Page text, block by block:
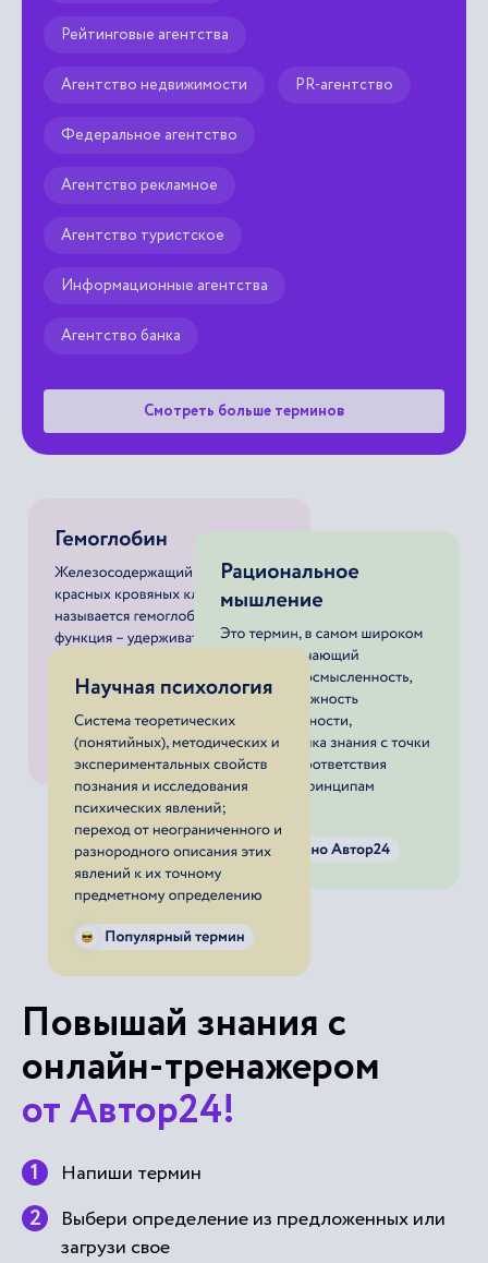
Рейтинговые агентства
Агентство недвижимости PR-агентство
Федеральное агентство
Агентство рекламное
Агентство туристское
Информационные агентства
Агентство банка
Смотреть больше терминов
Повышай знания с
онлайн-тренажером
от Автор24!
Напиши термин
Выбери определение из предложенных или
загрузи свое